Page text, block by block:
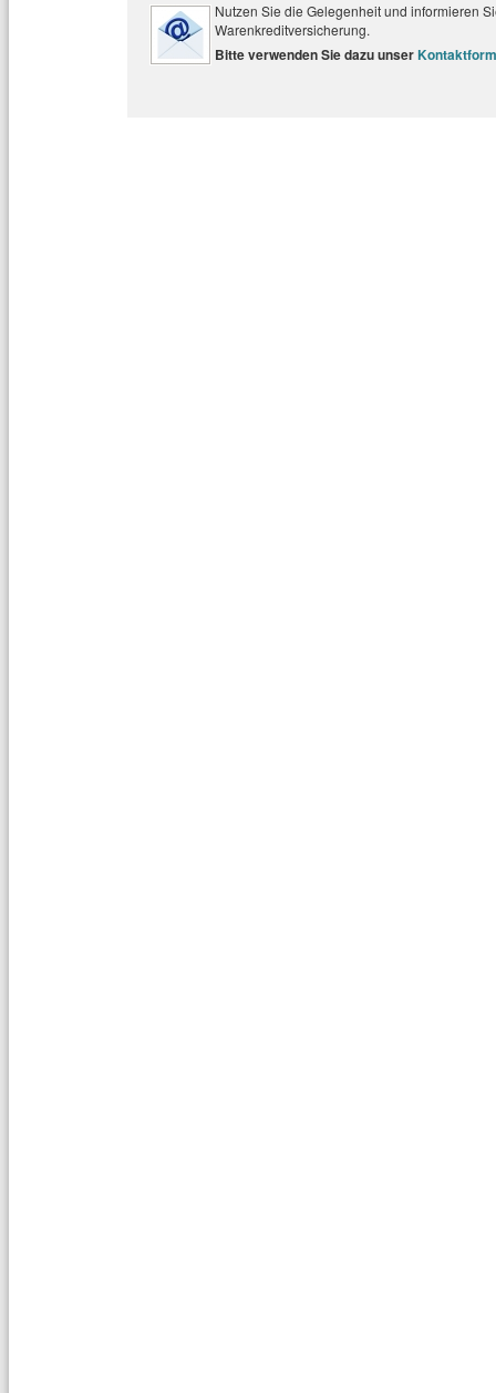
Nutzen Sie die Gelegenheit und informieren
Warenkreditversicherung.
Bitte verwenden Sie dazu unser